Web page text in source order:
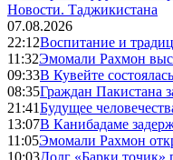
Новости. Таджикистана
07.08.2026
22:12Воспитание и
11:32Эмомали Рахмон
09:33В Кувейте
08:35Граждан Пакистана
21:41Будущее
13:07В Канибадаме
11:05Эмомали Рахмон
10:03Долг «Барки точик»